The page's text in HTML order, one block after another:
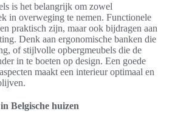
is het belangrijk om zowel
in overweging te nemen. Functionele
praktisch zijn, maar ook bijdragen aan
Denk aan ergonomische banken die
of stijlvolle opbergmeubels die de
in te boeten op design. Een goede
maakt een interieur optimaal en
Belgische huizen